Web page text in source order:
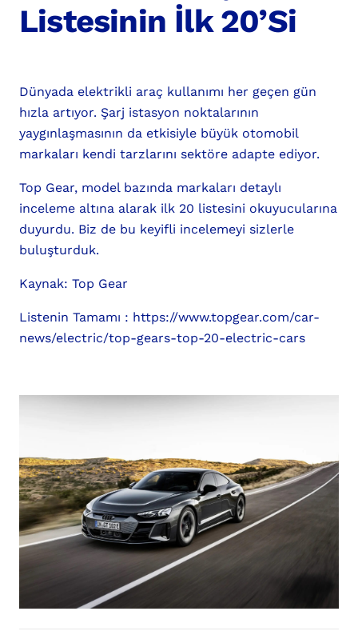
Listesinin İlk 20’Si
Dünyada elektrikli araç kullanımı her geçen gün
hızla artıyor. Şarj istasyon noktalarının
yaygınlaşmasının da etkisiyle büyük otomobil
markaları kendi tarzlarını sektöre adapte ediyor.
Top Gear, model bazında markaları detaylı
inceleme altına alarak ilk 20 listesini okuyucularına
duyurdu. Biz de bu keyifli incelemeyi sizlerle
buluşturduk.
Kaynak: Top Gear
Listenin Tamamı : https://www.topgear.com/car-
news/electric/top-gears-top-20-electric-cars